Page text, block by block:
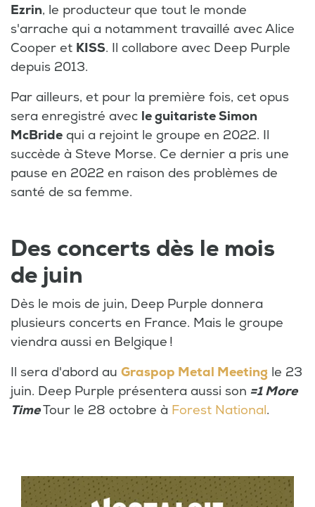
Ezrin, le producteurque tout le monde
s'arrache qui a notamment travaillé avec Alice
Cooper et KISS. Il collabore avec Deep Purple
depuis 2013.
Par ailleurs, et pour la première fois, cet opus
sera enregistré avec le guitariste Simon
McBride qui a rejoint le groupe en 2022. Il
succède à Steve Morse. Ce dernier a pris une
pause en 2022 en raison des problèmes de
santé de sa femme.
Des concerts dès le mois
de juin
Dès le mois de juin, Deep Purple donnera
plusieurs concerts en France. Mais le groupe
viendra aussi en Belgique !
Il sera d'abord au Graspop Metal Meeting le 23
juin. Deep Purple présentera aussi son =1 More
TimeTour le 28 octobre à Forest National.